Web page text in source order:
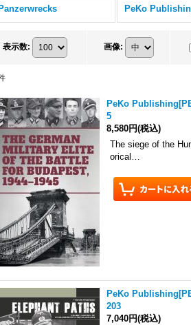
Panzerwrecks PeKo
表示数: 画像:
PeKo
5
8,580円(税込)
The siege of the
orical…
PeKo
203
7,040円(税込)